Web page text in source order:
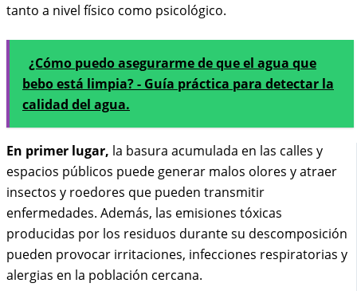
tanto a nivel físico como psicológico.
¿Cómo puedo asegurarme de que el agua que
bebo está limpia? - Guía práctica para detectar la
calidad del agua.
En primer lugar, la basura acumulada en las calles y
espacios públicos puede generar malos olores y atraer
insectos y roedores que pueden transmitir
enfermedades. Además, las emisiones tóxicas
producidas por los residuos durante su descomposición
pueden provocar irritaciones, infecciones respiratorias y
alergias en la población cercana.